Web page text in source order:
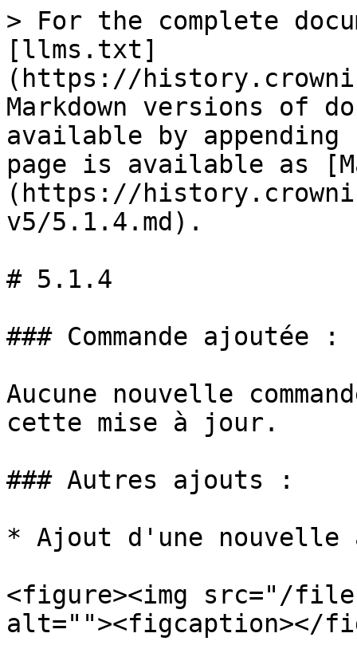
> For the complete
[llms.txt]
(https://
Markdown versions of
available by
page is available as
(https://
v5/5.1.4.md).
# 5.1.4
### Commande ajoutée :
Aucune nouvelle
cette mise à jour.
### Autres ajouts :
* Ajout d'une nouvelle
<figure><img src="/
alt=""><figcaption></